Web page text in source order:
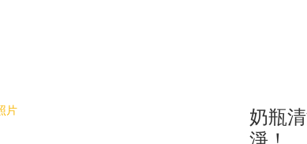
奶瓶